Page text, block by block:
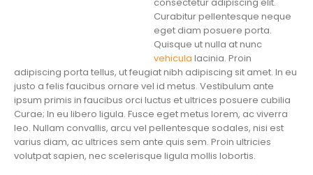
Curabitur pellentesque neque
eget diam posuere porta.
Quisque ut nulla at nunc
vehicula lacinia. Proin
adipiscing porta tellus, ut feugiat nibh adipiscing sit amet. In eu
justo a felis faucibus ornare vel id metus. Vestibulum ante
ipsum primis in faucibus orci luctus et ultrices posuere cubilia
Curae; In eu libero ligula. Fusce eget metus lorem, ac viverra
leo. Nullam convallis, arcu vel pellentesque sodales, nisi est
varius diam, ac ultrices sem ante quis sem. Proin ultricies
volutpat sapien, nec scelerisque ligula mollis lobortis.